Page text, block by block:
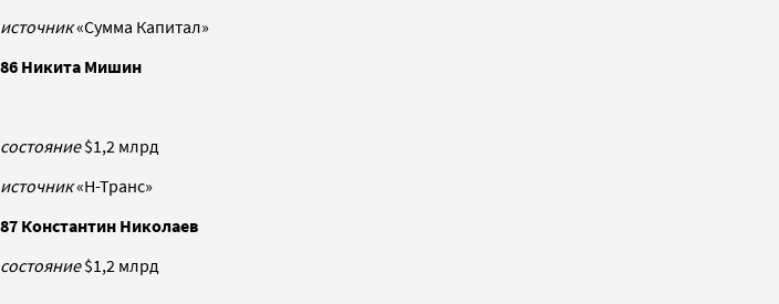
источник«Сумма Капитал»
86 Никита Мишин
состояние$1,2 млрд
источник«Н-Транс»
87 Константин Николаев
состояние$1,2 млрд